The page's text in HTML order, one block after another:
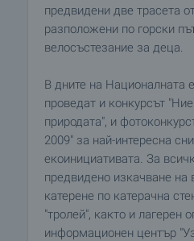
предвидени две трасета
разположени по горски
велосъстезание за деца.
В дните на Националната
проведат и конкурсът
природата", и
2009" за най-интересна
екоинициативата. За
предвидено изкачване на
катерене по катерачна
"тролей", както и лагерен
информационен център